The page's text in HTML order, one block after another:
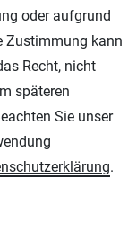
Impressum
oder aufgrund
Zustimmung kann
Recht, nicht
späteren
Sie unser
.